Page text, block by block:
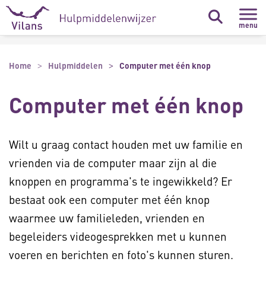
Naar hoofdinhoud
Naar footer
menu
Home Hulpmiddelen Computer met één knop
Computer met één knop
Wilt u graag contact houden met uw familie en
vrienden via de computer maar zijn al die
knoppen en programma's te ingewikkeld? Er
bestaat ook een computer met één knop
waarmee uw familieleden, vrienden en
begeleiders videogesprekken met u kunnen
voeren en berichten en foto's kunnen sturen.